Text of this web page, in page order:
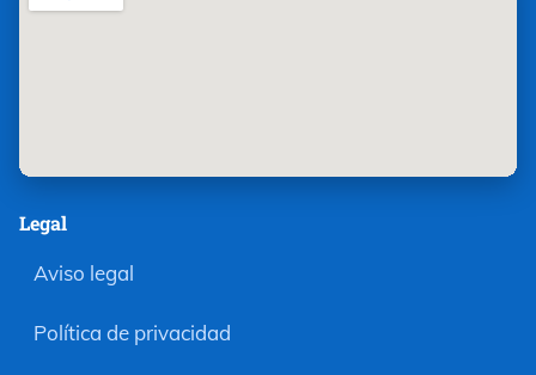
Legal
Aviso legal
Política de privacidad